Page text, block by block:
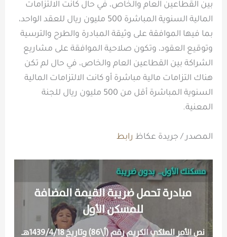
بين القطاعين العام والخاص، في حال كانت الالتزامات
المالية السنوية المباشرة 500 مليون ريال للعقد الواحد،
بما فيها الموافقة على وثيقة المبادرة والطرح والترسية
وتوقيع العقود، وتكون صلاحية الموافقة على مشاريع
الشراكة بين القطاعين العام والخاص، في حال لم تكن
هناك التزامات مالية مباشرة أو كانت الالتزامات المالية
السنوية المباشرة أقل من 500 مليون ريال للجنة
المعنية.
المصدر / جريدة عكاظ رابط